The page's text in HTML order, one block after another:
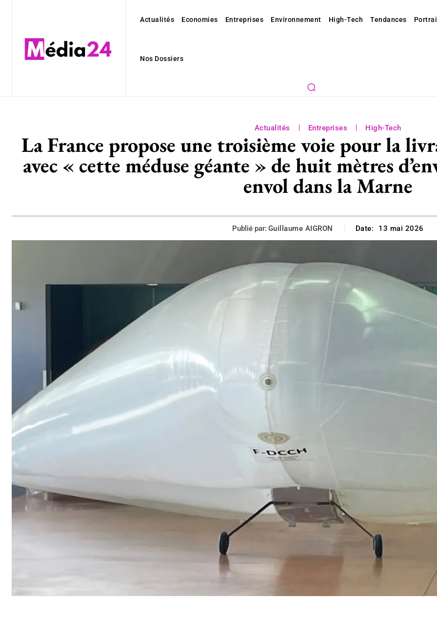
Actualités Economies Entreprises Environnement High-Tech Tendances
Nos Dossiers
Actualités Entreprises High-Tech
La France propose une troisième voie pour la
avec « cette méduse géante » de huit mètres
envol dans la Marne
Publié par: Guillaume AIGRON Date: 13 mai 2026